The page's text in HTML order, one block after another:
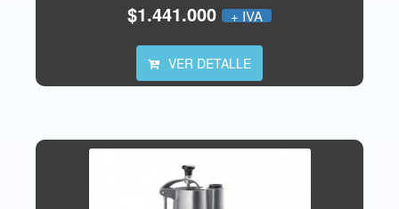
$1.441.000 + IVA
VER DETALLE